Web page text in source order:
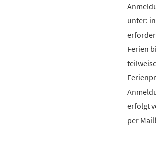
unter:
Ferien
erfolgt
per Mail!